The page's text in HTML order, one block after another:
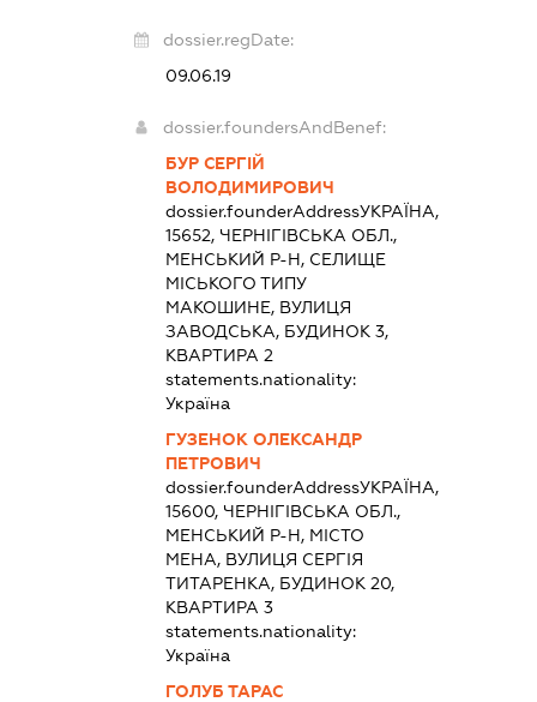
dossier.regDate:
09.06.19
dossier.foundersAndBenef:
БУР СЕРГІЙ
ВОЛОДИМИРОВИЧ
dossier.founderAddressУКРАЇНА,
15652, ЧЕРНІГІВСЬКА ОБЛ.,
МЕНСЬКИЙ Р-Н, СЕЛИЩЕ
МІСЬКОГО ТИПУ
МАКОШИНЕ, ВУЛИЦЯ
ЗАВОДСЬКА, БУДИНОК 3,
КВАРТИРА 2
statements.nationality:
Україна
ГУЗЕНОК ОЛЕКСАНДР
ПЕТРОВИЧ
dossier.founderAddressУКРАЇНА,
15600, ЧЕРНІГІВСЬКА ОБЛ.,
МЕНСЬКИЙ Р-Н, МІСТО
МЕНА, ВУЛИЦЯ СЕРГІЯ
ТИТАРЕНКА, БУДИНОК 20,
КВАРТИРА 3
statements.nationality:
Україна
ГОЛУБ ТАРАС